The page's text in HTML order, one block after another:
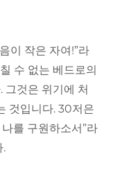
이 작은 자여!”라
수 없는 베드로의
그것은 위기에 처
것입니다. 30저은
를 구원하소서”라
.